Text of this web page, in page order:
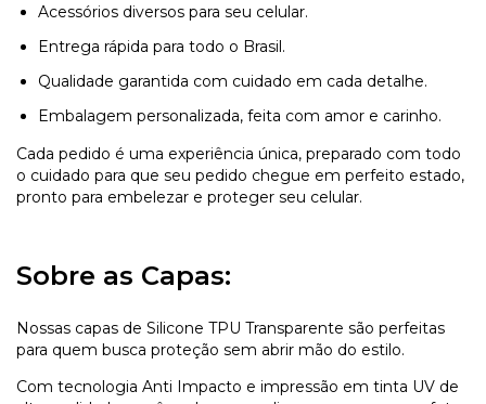
Acessórios diversos para seu celular.
Entrega rápida para todo o Brasil.
Qualidade garantida com cuidado em cada detalhe.
Embalagem personalizada, feita com amor e carinho.
Cada pedido é uma experiência única, preparado com todo
o cuidado para que seu pedido chegue em perfeito estado,
pronto para embelezar e proteger seu celular.
Sobre as Capas:
Nossas capas de Silicone TPU Transparente são perfeitas
para quem busca proteção sem abrir mão do estilo.
Com tecnologia Anti Impacto e impressão em tinta UV de